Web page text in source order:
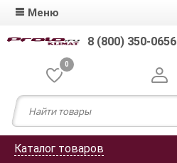
Меню
8 (800) 350-0656
0
Каталог товаров